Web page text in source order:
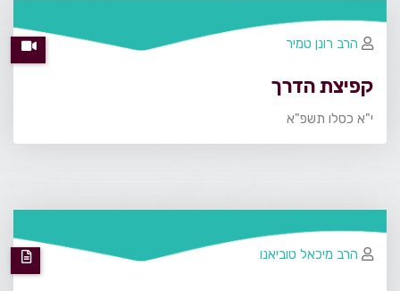
קפיצת הדרך
י"א כסלו תשפ"א
הרב רונן טמיר
הרב מיכאל טוביאנו